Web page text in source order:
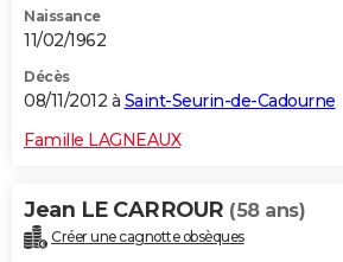
Naissance
11/02/1962
Décès
08/11/2012 à Saint-Seurin-de-Cadourne
Famille LAGNEAUX
Jean LE CARROUR (58 ans)
Créer une cagnotte obsèques